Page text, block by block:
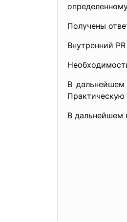
Получены
Внутренний
В дальнейшем
Практическую
В дальнейшем